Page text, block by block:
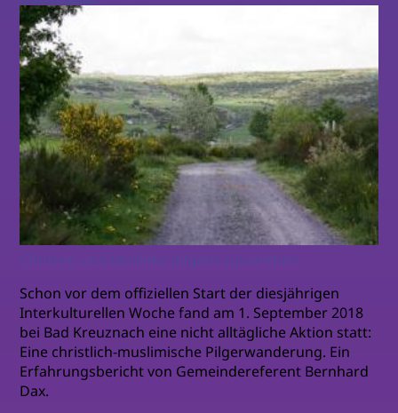
Schon vor dem offiziellen Start der diesjährigen
Interkulturellen Woche fand am 1. September 2018
bei Bad Kreuznach eine nicht alltägliche Aktion statt:
Eine christlich-muslimische Pilgerwanderung. Ein
Erfahrungsbericht von Gemeindereferent Bernhard
Dax.